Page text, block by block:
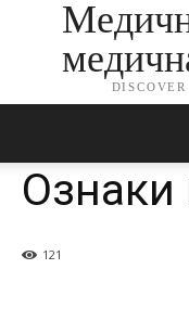
Ознаки
121